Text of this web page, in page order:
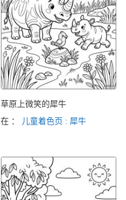
草原上微笑的犀牛
在 ：
儿童着色页 : 犀牛